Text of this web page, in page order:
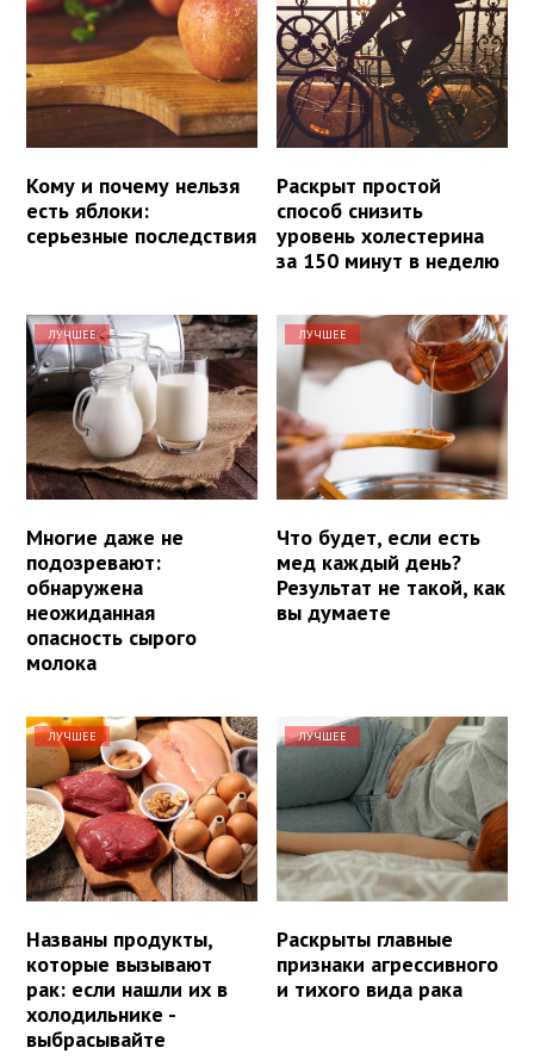
Кому и почему нельзя
есть яблоки:
серьезные последствия
Раскрыт простой
способ снизить
уровень холестерина
за 150 минут в неделю
ЛУЧШЕЕ
Многие даже не
подозревают:
обнаружена
неожиданная
опасность сырого
молока
ЛУЧШЕЕ
Что будет, если есть
мед каждый день?
Результат не такой, как
вы думаете
ЛУЧШЕЕ
Названы продукты,
которые вызывают
рак: если нашли их в
холодильнике -
выбрасывайте
ЛУЧШЕЕ
Раскрыты главные
признаки агрессивного
и тихого вида рака